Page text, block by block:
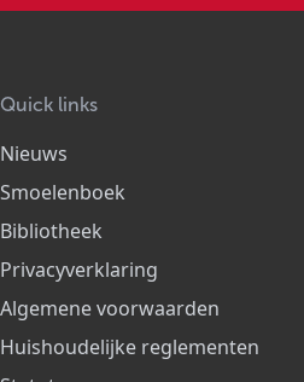
Quick links
Nieuws
Smoelenboek
Bibliotheek
Privacyverklaring
Algemene voorwaarden
Huishoudelijke reglementen